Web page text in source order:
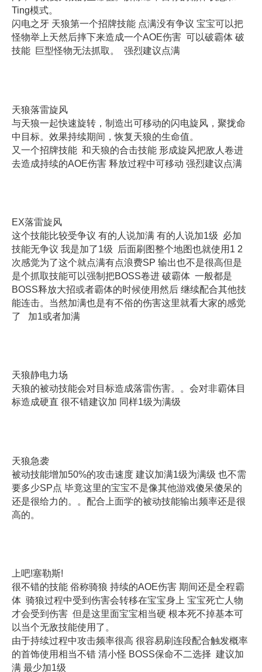
Ting模式。
闪电之牙 天狼第一个招牌技能 点满没有争议 宝宝可以把
怪物举上天然后摔下来造成一个AOE伤害 可以破霸体 破
技能 巨型怪物无法抓取。 强烈建议点满
天狼落雷旋风
与天狼一起快速旋转，制造出可移动的闪电旋风，聚拢命
中目标。效果持续期间，恢复天狼的生命值。
又一个招牌技能 和天狼的合击技能 形成旋风把敌人卷进
去造成持续的AOE伤害 释放过程中可移动 强烈建议点满
EX落雷旋风
这个技能比较受争议 有的人说加满 有的人说加1级 必加
技能无争议 我是加了1级 后面刷图整个地图也就使用1 2
次感觉为了这个就点满有点浪费SP 输出也不是很高但是
是个抓取技能可以强制把BOSS卷进 破霸体 一般都是
BOSS释放大招或者霸体的时候使用然后 继续配合其他技
能连击。当然加满也是有不俗的伤害这里就看大家的感觉
了 加1或者加满
天狼静电力场
天狼的被动技能会对目标造成落雷伤害。。会对非霸体目
标造成硬直 很不错建议加 同样1级为满级
天狼急袭
被动技能增加50%的攻击速度 建议加满1级为满级 也不需
要多少SP点 毕竟这里的宝宝不是像其他游戏傻呆傻呆的
还是很给力的。。配合上面学的被动技能输出频率还是很
高的。
上吧!塞勒斯!
很不错的技能 俗称骑狼 持续的AOE伤害 期间还是全程霸
体 骑狼过程中受到伤害会转移在宝宝身上 宝宝死亡人物
才会受到伤害 但是这里面宝宝相当硬 根本死不掉基本可
以当个无敌技能使用了。
由于持续过程中攻击频率很高 很容易刷连段配合触发概率
的首饰使用相当不错 清小怪 BOSS保命不二选择 建议加
满 最少加1级